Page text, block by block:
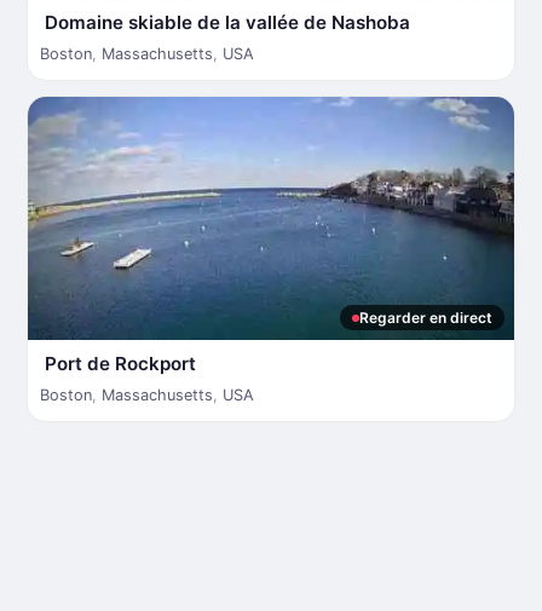
Domaine skiable de la vallée de Nashoba
Boston, Massachusetts, USA
Regarder en direct
Port de Rockport
Boston, Massachusetts, USA